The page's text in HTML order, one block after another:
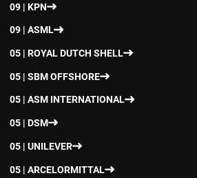
09 | KPN
09 | ASML
05 | ROYAL DUTCH SHELL
05 | SBM OFFSHORE
05 | ASM INTERNATIONAL
05 | DSM
05 | UNILEVER
05 | ARCELORMITTAL